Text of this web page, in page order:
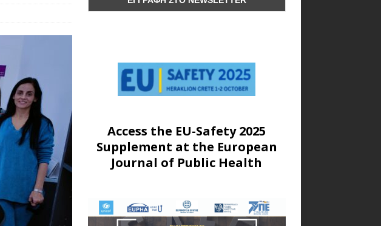
Access the EU-Safety 2025
Supplement at the European
Journal of Public Health